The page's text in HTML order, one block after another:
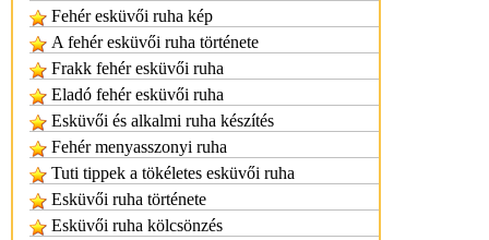
Fehér esküvői ruha kép
A fehér esküvői ruha története
Frakk fehér esküvői ruha
Eladó fehér esküvői ruha
Esküvői és alkalmi ruha készítés
Fehér menyasszonyi ruha
Tuti tippek a tökéletes esküvői ruha
Esküvői ruha története
Esküvői ruha kölcsönzés